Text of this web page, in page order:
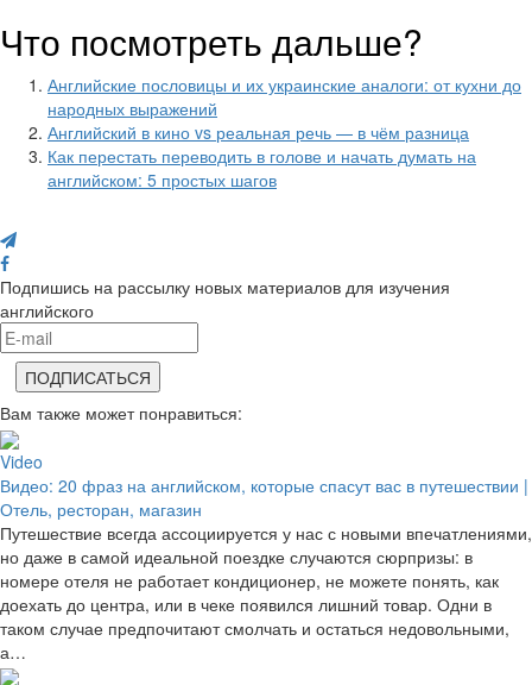
Что посмотреть дальше?
Английские пословицы и их украинские аналоги: от кухни до
народных выражений
Английский в кино vs реальная речь — в чём разница
Как перестать переводить в голове и начать думать на
английском: 5 простых шагов
Подпишись на рассылку новых материалов для изучения
английского
Вам также может понравиться:
Video
Видео: 20 фраз на английском, которые спасут вас в путешествии |
Отель, ресторан, магазин
Путешествие всегда ассоциируется у нас с новыми впечатлениями,
но даже в самой идеальной поездке случаются сюрпризы: в
номере отеля не работает кондиционер, не можете понять, как
доехать до центра, или в чеке появился лишний товар. Одни в
таком случае предпочитают смолчать и остаться недовольными,
а…